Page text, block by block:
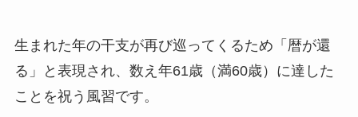
生まれた年の干支が再び巡ってくるため「暦が還
る」と表現され、数え年61歳（満60歳）に達した
ことを祝う風習です。